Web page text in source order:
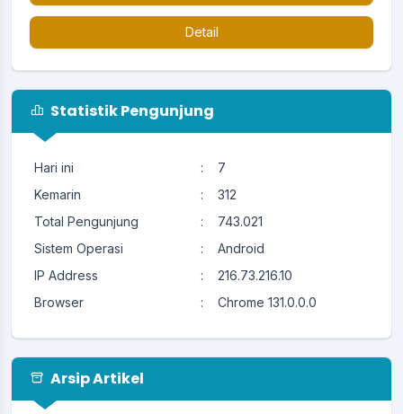
Detail
Statistik Pengunjung
Hari ini :
7
Kemarin
:
312
Total Pengunjung
:
743.021
Sistem Operasi
:
Android
IP Address
:
216.73.216.10
Browser
: Chrome 131.0.0.0
Arsip Artikel